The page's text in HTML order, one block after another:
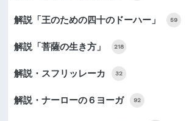
解説「王のための四十のドーハー」 59
解説「菩薩の生き方」 218
解説・スフリッレーカ 32
解説・ナーローの６ヨーガ 92